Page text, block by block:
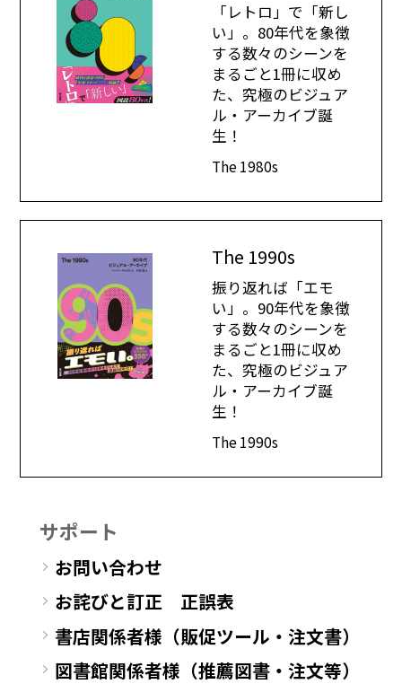
「レトロ」で「新し
い」。80年代を象徴
する数々のシーンを
まるごと1冊に収め
た、究極のビジュア
ル・アーカイブ誕
生！
The 1980s
The 1990s
振り返れば「エモ
い」。90年代を象徴
する数々のシーンを
まるごと1冊に収め
た、究極のビジュア
ル・アーカイブ誕
生！
The 1990s
サポート
お問い合わせ
お詫びと訂正 正誤表
書店関係者様（販促ツール・注文書）
図書館関係者様（推薦図書・注文等）